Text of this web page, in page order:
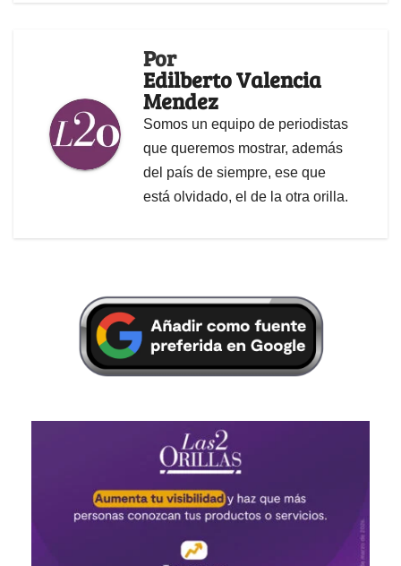
Por
Edilberto Valencia
Mendez
Somos un equipo de periodistas
que queremos mostrar, además
del país de siempre, ese que
está olvidado, el de la otra orilla.